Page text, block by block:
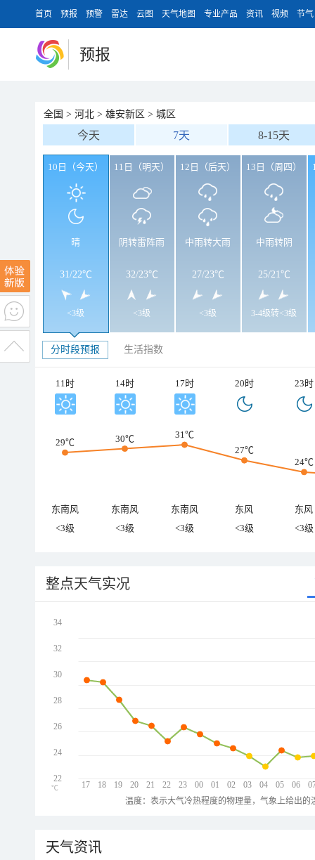
首页 预报 预警 雷达 云图 天气地图 专业产品 资讯 视频 节气
预报
全国 > 河北 > 雄安新区 > 城区
今天 7天 8-15天
10日（今天）
晴
31/22℃
<3级
11日（明天）
阴转雷阵雨
32/23℃
<3级
12日（后天）
中雨转大雨
27/23℃
<3级
13日（周四）
中雨转阴
25/21℃
3-4级转<3级
分时段预报 生活指数
11时 14时 17时 20时 23时
29℃ 30℃
31℃
27℃
24℃
东南风 东南风 东南风 东风
东风
<3级
<3级 <3级 <3级 <3级
整点天气实况
17 18 19 20 21 22 23 00 01 02 03 04 05 06
34
32
30
28
26
24
22
℃
温度：表示大气冷热程度的物理量，气象上给出
天气资讯